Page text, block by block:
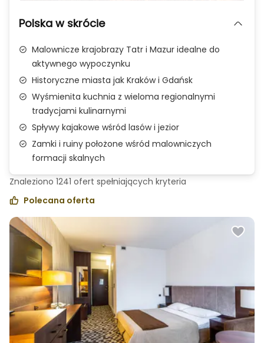
Zdjęcie 1 z 3
Polska w skrócie
Malownicze krajobrazy Tatr i Mazur idealne do
aktywnego wypoczynku
Historyczne miasta jak Kraków i Gdańsk
Wyśmienita kuchnia z wieloma regionalnymi
tradycjami kulinarnymi
Spływy kajakowe wśród lasów i jezior
Zamki i ruiny położone wśród malowniczych
formacji skalnych
Znaleziono 1241 ofert spełniających kryteria
Polecana oferta